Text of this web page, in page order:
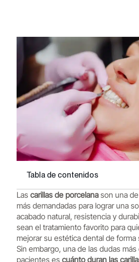
Tabla de contenidos
Las carillas de porcelanason una
más demandadas para lograr una
acabado natural, resistencia y
sean el tratamiento favorito para
mejorar su estética dental de forma
Sin embargo, una de las dudas
pacientes es cuánto duran las